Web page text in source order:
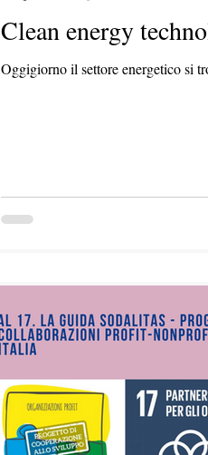
Clean energy
Oggigiorno il settore energetico si